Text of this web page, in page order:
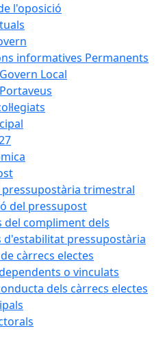
l'oposició
informatives Permanents
Local
pressupostària trimestral
del pressupost
del compliment dels
d'estabilitat pressupostària
càrrecs electes
o vinculats
dels càrrecs electes